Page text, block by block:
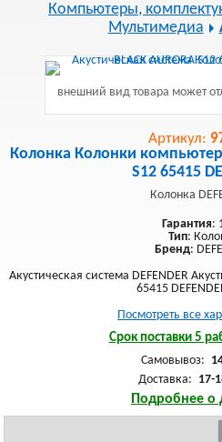
Компьютеры,
Мультимедиа
внешний вид товара может
Артикул:
Колонка Колонки
S12 65415
Колонка
Гарантия:
Тип:
Бренд:
Акустическая система DEFENDER
65415
Посмотреть все
Срок поставки 5
Самовывоз:
Доставка: 17-
Подробнее о